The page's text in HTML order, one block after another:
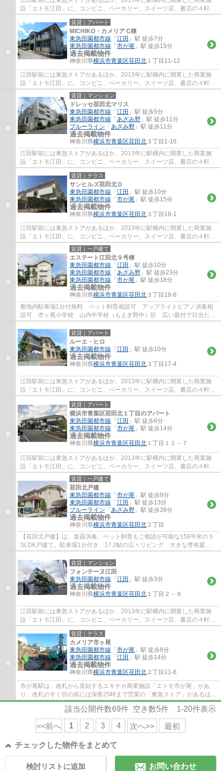
設「エトモ江田」に、コンビニ、ベーカリー、スイーツ店、書店の４軒が
テナントとして入居し、通勤や通学帰りの買...
賃貸｜アパート
MICHIKO・カメリア C棟
東急田園都市線 「 江田 」駅 徒歩7分
東急田園都市線 「 市が尾 」駅 徒歩15分
過去掲載物件
神奈川県横浜市青葉区荏田北 １丁目11-12
江田駅前には東急ストアがあるほか、2013年に駅構内に開業した商業施
設「エトモ江田」に、コンビニ、ベーカリー、スイーツ店、書店の４軒が
テナントとして入居し、通勤や通学帰りの買...
賃貸｜マンション
ドレッセ荏田北マリス
東急田園都市線 「 江田 」駅 徒歩5分
東急田園都市線 「 あざみ野 」駅 徒歩11分
ブルーライン 「 あざみ野 」駅 徒歩11分
過去掲載物件
神奈川県横浜市青葉区荏田北 ３丁目1-16
江田駅前には東急ストアがあるほか、2013年に駅構内に開業した商業施
設「エトモ江田」に、コンビニ、ベーカリー、スイーツ店、書店の４軒が
テナントとして入居し、通勤や通学帰りの買...
賃貸｜テラス
サンヒルズ荏田北Ｄ
東急田園都市線 「 江田 」駅 徒歩10分
東急田園都市線 「 市が尾 」駅 徒歩15分
過去掲載物件
神奈川県横浜市青葉区荏田北 ３丁目18-1
江田駅前には東急ストアがあるほか、2013年に駅構内に開業した商業施
設「エトモ江田」に、コンビニ、ベーカリー、スイーツ店、書店の４軒が
テナントとして入居し、通勤や通学帰りの買...
賃貸｜一戸建て
エステート江田北９号棟
東急田園都市線 「 江田 」駅 徒歩10分
東急田園都市線 「 あざみ野 」駅 徒歩23分
東急田園都市線 「 市が尾 」駅 徒歩18分
過去掲載物件
神奈川県横浜市青葉区荏田北 ３丁目19-6
敷地内駐車場1台付無料 ペット飼育相談可 アップライトピアノ演奏相
談可 市ヶ尾小学校 山内中学校（もえぎ野中）区 広い庭付で日当たり
も良く明るく開放感のあるお部屋です 対面...
賃貸｜アパート
ルーエ・ヒロ
東急田園都市線 「 江田 」駅 徒歩10分
過去掲載物件
神奈川県横浜市青葉区荏田北 ３丁目17-4
江田駅前には東急ストアがあるほか、2013年に駅構内に開業した商業施
設「エトモ江田」に、コンビニ、ベーカリー、スイーツ店、書店の４軒が
テナントとして入居し、通勤や通学帰りの買...
賃貸｜アパート
横浜市青葉区荏田北１丁目のアパート
東急田園都市線 「 江田 」駅 徒歩6分
東急田園都市線 「 市が尾 」駅 徒歩14分
過去掲載物件
神奈川県横浜市青葉区荏田北 １丁目１１－７
江田駅前には東急ストアがあるほか、2013年に駅構内に開業した商業施
設「エトモ江田」に、コンビニ、ベーカリー、スイーツ店、書店の４軒が
テナントとして入居し、通勤や通学帰りの買...
賃貸｜一戸建て
荏田北戸建
東急田園都市線 「 市が尾 」駅 徒歩9分
東急田園都市線 「 江田 」駅 徒歩13分
ブルーライン 「 あざみ野 」駅 徒歩26分
過去掲載物件
神奈川県横浜市青葉区荏田北 ２丁目
【荏田北戸建】は、楽器演奏、ペット飼育もご相談が可能な159平米の５
SLDK戸建て。駐車場1台付き 17.2帖の広々リビング 大きな専有庭も
ございます。田園都市線、ブルーライン、グリ...
賃貸｜マンション
フォンテーヌ江田
東急田園都市線 「 江田 」駅 徒歩3分
過去掲載物件
神奈川県横浜市青葉区荏田北 １丁目２－６
江田駅前には東急ストアがあるほか、2013年に駅構内に開業した商業施
設「エトモ江田」に、コンビニ、ベーカリー、スイーツ店、書店の４軒が
テナントとして入居し、通勤や通学帰りの買...
賃貸｜テラス
カメリア市ヶ尾
東急田園都市線 「 市が尾 」駅 徒歩8分
東急田園都市線 「 江田 」駅 徒歩14分
過去掲載物件
神奈川県横浜市青葉区荏田北 ２丁目11-6
市が尾駅は、改札から直結するエキナカ商業施設「エトモ市が尾」があ
り、改札のすぐ目の前には深夜25時まで営業の「東急ストア」があるほ
か、コンビニエンスストア、ベーカリー、ファ...
該当公開件数69件 空き数5件 1-20件表示
<<前へ 1 2 3 4 次へ>> 最初
チェックした物件をまとめて
お問い合わせ
検討リストに追加